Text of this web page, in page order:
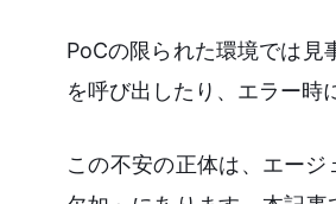
PoCの限られた環境では見
を呼び出したり、エラー時
この不安の正体は、エー